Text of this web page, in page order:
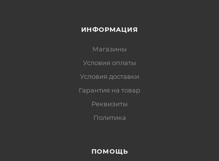
ИНФОРМАЦИЯ
Магазины
Условия оплаты
Условия доставки
Гарантия на товар
Реквизиты
Политика
ПОМОЩЬ